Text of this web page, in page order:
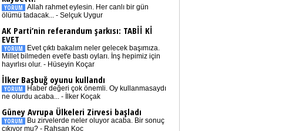
YORUM Allah rahmet eylesin. Her canlı bir gün
ölümü tadacak... - Selçuk Uygur
AK Parti’nin referandum şarkısı: TABİİ Kİ
EVET
YORUM
Evet çıktı bakalım neler gelecek başımıza.
Millet bilmeden evet'e bastı oyları. İnş hepimiz için
hayırlısı olur. - Hüseyin Koçar
İlker Başbuğ oyunu kullandı
YORUM
Haber değeri çok önemli. Oy kullanmasaydı
ne olurdu acaba... - İlker Koçak
Güney Avrupa Ülkeleri Zirvesi başladı
YORUM
Bu zirvelerde neler oluyor acaba. Bir sonuç
çıkıyor mu? - Rahşan Koç